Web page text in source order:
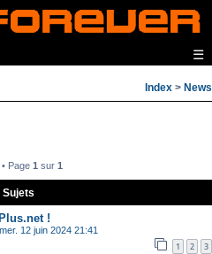
☰
Index > News
Page 1 sur 1
Sujets
!
mer. 12 juin 2024 21:41
1 2 3